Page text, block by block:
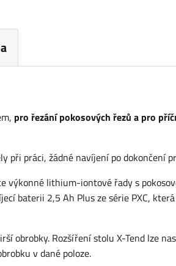
pro řezání pokosových řezů a pro
při práci, žádné navíjení po dokončení
výkonné lithium-iontové řady s
baterii 2,5 Ah Plus ze série PXC,
obrobky. Rozšíření stolu X-Tend lze
v dané poloze.